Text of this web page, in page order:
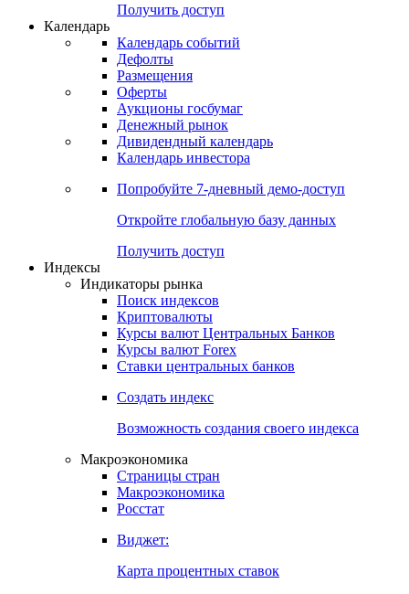
Получить доступ
Календарь
Календарь событий
Дефолты
Размещения
Оферты
Аукционы госбумаг
Денежный рынок
Дивидендный календарь
Календарь инвестора
Попробуйте 7-дневный демо-доступ
Откройте глобальную базу данных
Получить доступ
Индексы
Индикаторы рынка
Поиск индексов
Криптовалюты
Курсы валют Центральных Банков
Курсы валют Forex
Ставки центральных банков
Создать индекс
Возможность создания своего индекса
Макроэкономика
Страницы стран
Макроэкономика
Росстат
Виджет:
Карта процентных ставок